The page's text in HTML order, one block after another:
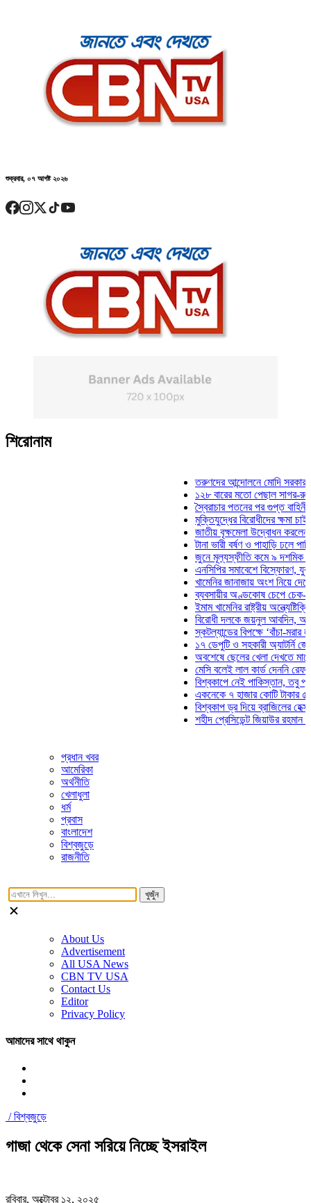
শুক্রবার, ০৭ আগষ্ট ২০২৬
শিরোনাম
তরুণদের আন্দোলনে মোদি সরকার দুর্বল
১২৮ বারের মতো পেছাল সাগর-রুনি
স্বৈরাচার পতনের পর গুপ্ত বাহিনীর
মুক্তিযুদ্ধের বিরোধীদের ক্ষমা চাইতে
জাতীয় বৃক্ষমেলা উদ্বোধন করলেন
টানা ভারী বর্ষণ ও পাহাড়ি ঢলে পানিবন্দি
জুনে মূল্যস্ফীতি কমে ৯ দশমিক ১৬
এনসিপির সমাবেশে বিস্ফোরণ, যুবলীগের
খামেনির জানাজায় অংশ নিয়ে দেশে
ব্যবসায়ীর অণ্ডকোষ চেপে চেক-
ইমাম খামেনির রাষ্ট্রীয় অন্ত্যেষ্টিক্রিয়ায়
বিরোধী দলকে জয়নুল আবদিন, আপনারা
স্কটল্যান্ডের বিপক্ষে ‘বাঁচা-মরার
১৭ ডেপুটি ও সহকারী অ্যাটর্নি
অবশেষে ছেলের খেলা দেখতে মাঠে
মেসি বলেই লাল কার্ড দেননি রেফারি!
বিশ্বকাপে নেই পাকিস্তান, তবু প্রতিটি
একনেকে ৭ হাজার কোটি টাকার ৫
বিশ্বকাপ ড্র দিয়ে ব্রাজিলের হেক্সা মিশন
শহীদ প্রেসিডেন্ট জিয়াউর রহমান
প্রধান খবর
আমেরিকা
অর্থনীতি
খেলাধুলা
ধর্ম
প্রবাস
বাংলাদেশ
বিশ্বজুড়ে
রাজনীতি
খুজুঁন
About Us
Advertisement
All USA News
CBN TV USA
Contact Us
Editor
Privacy Policy
আমাদের সাথে থাকুন
/বিশ্বজুড়ে
গাজা থেকে সেনা সরিয়ে নিচ্ছে ইসরাইল
রবিবার, অক্টোবর ১২, ২০২৫